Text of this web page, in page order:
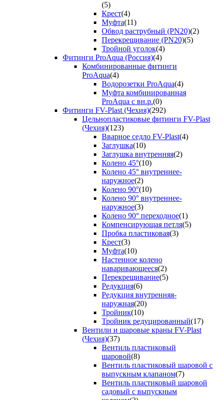
(5)
Крест(4)
Муфта(11)
Обвод раструбный (PN20)(2)
Перекрещивание (PN20)(5)
Тройной уголок(4)
Фитинги ProAqua (Россия)(4)
Комбинированные фитинги
ProAqua(4)
Водорозетки ProAqua(4)
Муфта комбинированная
ProAqua с вн.р.(0)
Фитинги FV-Plast (Чехия)(292)
Цельнопластиковые фитинги FV-Plast
(Чехия)(123)
Вварное седло FV-Plast(4)
Заглушка(10)
Заглушка внутренняя(2)
Колено 45°(10)
Колено 45° внутреннее-
наружное(2)
Колено 90°(10)
Колено 90° внутреннее-
наружное(3)
Колено 90° переходное(1)
Компенсирующая петля(5)
Пробка пластиковая(3)
Крест(3)
Муфта(10)
Настенное колено
наваривающееся(2)
Перекрещивание(5)
Редукция(6)
Редукция внутренняя-
наружная(20)
Тройник(10)
Тройник редуцированный(17)
Вентили и шаровые краны FV-Plast
(Чехия)(37)
Вентиль пластиковый
шаровой(8)
Вентиль пластиковый шаровой с
выпускным клапаном(7)
Вентиль пластиковый шаровой
садовый с выпускным